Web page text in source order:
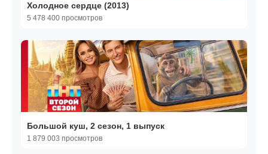
Холодное сердце (2013)
5 478 400 просмотров
Большой куш, 2 сезон, 1 выпуск
1 879 003 просмотров